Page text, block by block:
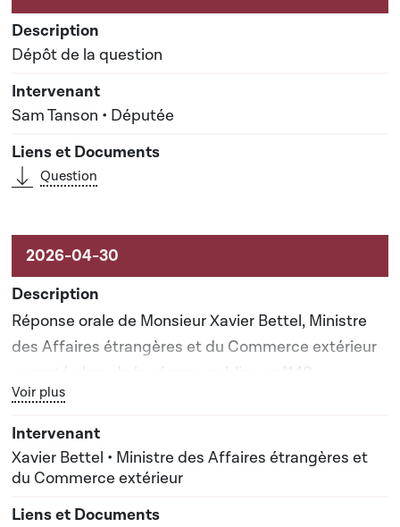
Dépôt de la question
Sam Tanson • Députée
Question
Réponse orale de Monsieur Xavier Bettel, Ministre
des Affaires étrangères et du Commerce extérieur
apportée lors de la séance publique n°140
Bouton graphique servant à afficher ou cacher tous les
Voir plus
Xavier Bettel • Ministre des Affaires étrangères et
du Commerce extérieur